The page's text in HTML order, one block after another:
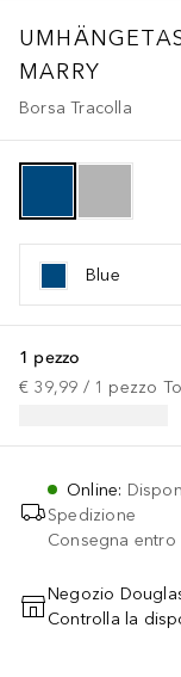
MARRY
Borsa Tracolla
Blue
1 pezzo
€ 39,99 / 1 pezzo
Online:
Spedizione
Consegna
Negozio
Controlla la